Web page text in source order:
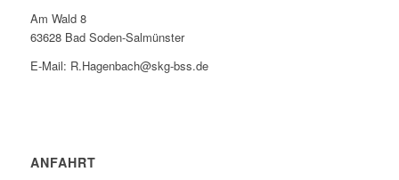
Am Wald 8
63628 Bad Soden-Salmünster
E-Mail: R.Hagenbach@skg-bss.de
ANFAHRT